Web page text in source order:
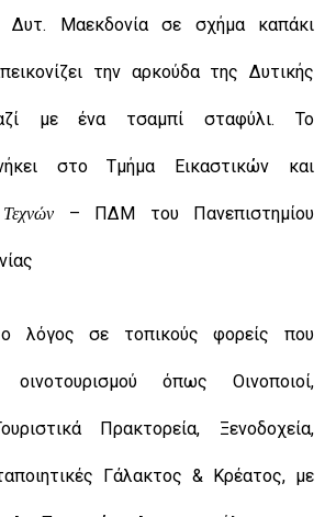
Δυτ. Μαεκδονία σε σχήμα καπάκι
την αρκούδα της Δυτικής
με ένα τσαμπί σταφύλι. Το
στο Τμήμα Εικαστικών και
Τεχνών – ΠΔΜ του Πανεπιστημίου
λόγος σε τοπικούς φορείς που
όπως Οινοποιοί,
Πρακτορεία, Ξενοδοχεία,
Γάλακτος & Κρέατος, με